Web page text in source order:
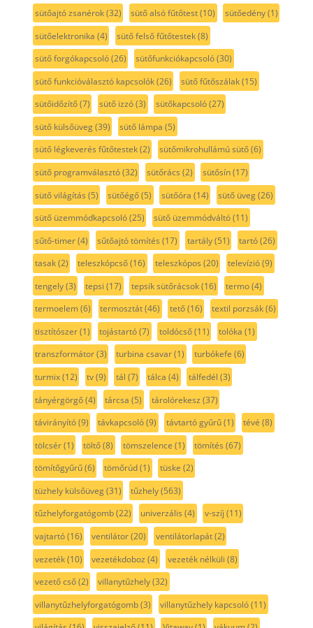
sütőajtó zsanérok(32) sütő alsó fűtőtest(10) sütőedény(1)
sütőelektronika (4) sütő felső fűtőtestek(8)
sütő forgókapcsoló(26) sütőfunkciókapcsoló(30)
sütő funkcióválasztó kapcsolók(26) sütő fűtőszálak(15)
sütőidőzítő(7) sütő izzó(3) sütőkapcsoló(27)
sütő külsőüveg(39) sütő lámpa (5)
sütő légkeverés fűtőtestek(2) sütőmikrohullámú sütő(6)
sütő programválasztó(32) sütőrács (2) sütősín(17)
sütő világítás (5) sütőégő(5) sütőóra (14) sütő üveg(26)
sütő üzemmódkapcsoló(25) sütő üzemmódváltó(11)
sűtő-timer(4) sűtőajtó tömítés (17) tartály(51) tartó(26)
tasak(2) teleszkópcső(16) teleszkópos (20) televízió(9)
tengely(3) tepsi (17) tepsik sütőrácsok(16) termo(4)
termoelem(6) termosztát(46) tető(16) textil porzsák(6)
tisztítószer(1) tojástartó(7) toldócső(11) tolóka (1)
transzformátor(3) turbina csavar(1) turbókefe (6)
turmix(12) tv(9) tál (7) tálca (4) tálfedél (3)
tányérgörgő(4) tárcsa (5) tárolórekesz (37)
távirányító(9) távkapcsoló(9) távtartó gyűrű(1) tévé (8)
tölcsér(1) töltő(8) tömszelence (1) tömítés (67)
tömítőgyűrű(6) tömőrúd(1) tüske (2)
tüzhely külsőüveg(31) tűzhely(563)
tűzhelyforgatógomb(22) univerzális (4) v-szíj (11)
vajtartó(16) ventilátor(20) ventilátorlapát(2)
vezeték(10) vezetékdoboz (4) vezeték nélküli (8)
vezető cső(2) villanytűzhely(32)
villanytűzhelyforgatógomb(3) villanytűzhely kapcsoló(11)